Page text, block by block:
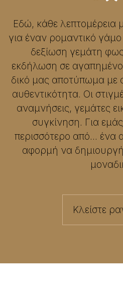
Εδώ, κάθε λεπτομέρεια
για έναν ρομαντικό
δεξίωση γεμάτη
εκδήλωση σε
δικό μας αποτύπωμα με
αυθεντικότητα. Οι
αναμνήσεις, γεμάτες
συγκίνηση. Για
περισσότερο από… ένα
αφορμή να
Κλείστε